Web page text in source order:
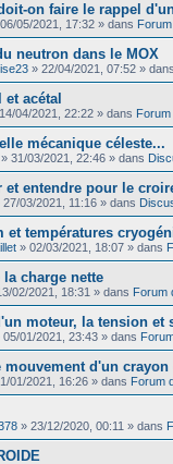
on faire le rappel
06/05/2021, 17:32 » dans
neutron dans le MOX
» 22/04/2021, 07:52 » dans
et acétal
14/04/2021, 22:22 » dans
mécanique céleste...
» 31/03/2021, 22:46 » dans
et entendre pour le
27/03/2021, 11:16 » dans
et températures
» 02/03/2021, 18:07 » dans
la charge nette
02/2021, 18:31 » dans Forum
moteur, la tension et
05/01/2021, 23:43 » dans
mouvement d'un
01/2021, 16:26 » dans Forum
» 23/12/2020, 00:11 » dans